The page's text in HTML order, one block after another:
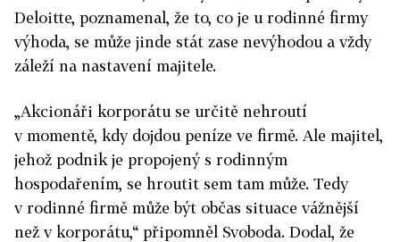
Deloitte, poznamenal, že to, co je u rodinné firmy
výhoda, se může jinde stát zase nevýhodou a vždy
záleží na nastavení majitele.
„Akcionáři korporátu se určitě nehroutí
v momentě, kdy dojdou peníze ve firmě. Ale majitel,
jehož podnik je propojený s rodinným
hospodařením, se hroutit sem tam může. Tedy
v rodinné firmě může být občas situace vážnější
než v korporátu,“ připomněl Svoboda. Dodal, že